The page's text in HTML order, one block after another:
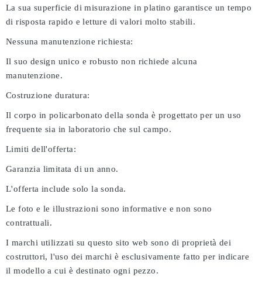
La sua superficie di misurazione in platino garantisce un tempo
di risposta rapido e letture di valori molto stabili.
Nessuna manutenzione richiesta:
Il suo design unico e robusto non richiede alcuna
manutenzione.
Costruzione duratura:
Il corpo in policarbonato della sonda è progettato per un uso
frequente sia in laboratorio che sul campo.
Limiti dell'offerta:
Garanzia limitata di un anno.
L'offerta include solo la sonda.
Le foto e le illustrazioni sono informative e non sono
contrattuali.
I marchi utilizzati su questo sito web sono di proprietà dei
costruttori, l'uso dei marchi è esclusivamente fatto per indicare
il modello a cui è destinato ogni pezzo.